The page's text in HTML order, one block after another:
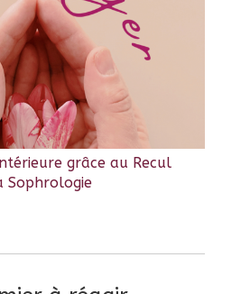
grâce au Recul
Sophrologie